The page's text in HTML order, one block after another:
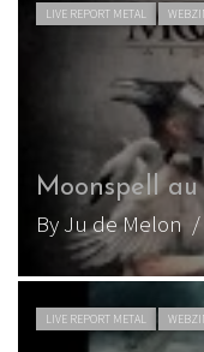
LIVE REPORT METAL
Moonspell
By Ju de Melon/
LIVE REPORT METAL